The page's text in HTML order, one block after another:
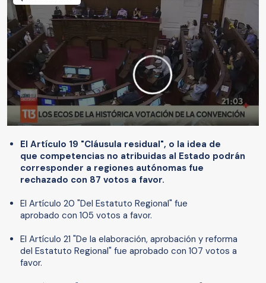
El Artículo 19 "Cláusula residual", o la idea de
que competencias no atribuidas al Estado podrán
corresponder a regiones autónomas fue
rechazado con 87 votos a favor.
El Artículo 20 "Del Estatuto Regional" fue
aprobado con 105 votos a favor.
El Artículo 21 "De la elaboración, aprobación y reforma
del Estatuto Regional" fue aprobado con 107 votos a
favor.